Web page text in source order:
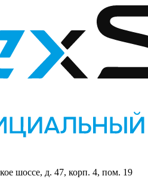
шоссе, д. 47, корп. 4, пом. 19